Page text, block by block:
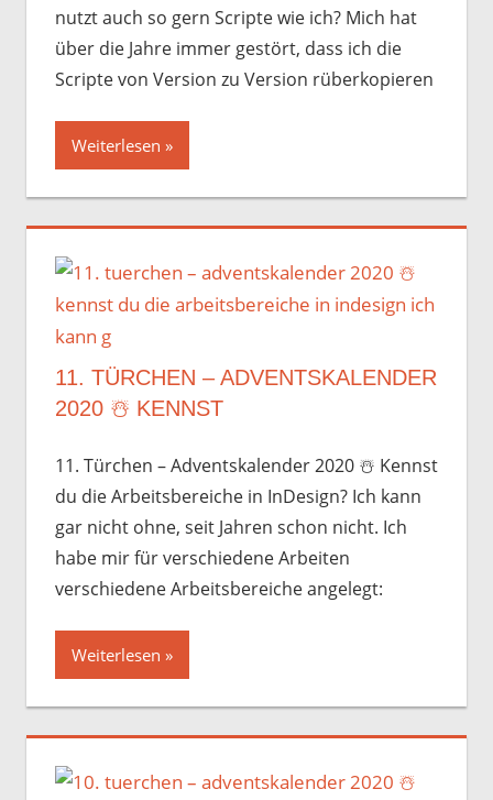
nutzt auch so gern Scripte wie ich? Mich hat
über die Jahre immer gestört, dass ich die
Scripte von Version zu Version rüberkopieren
Weiterlesen
11. TÜRCHEN – ADVENTSKALENDER
2020 ☃️️ KENNST
11. Türchen – Adventskalender 2020 ☃️️ Kennst
du die Arbeitsbereiche in InDesign? Ich kann
gar nicht ohne, seit Jahren schon nicht. Ich
habe mir für verschiedene Arbeiten
verschiedene Arbeitsbereiche angelegt:
Weiterlesen